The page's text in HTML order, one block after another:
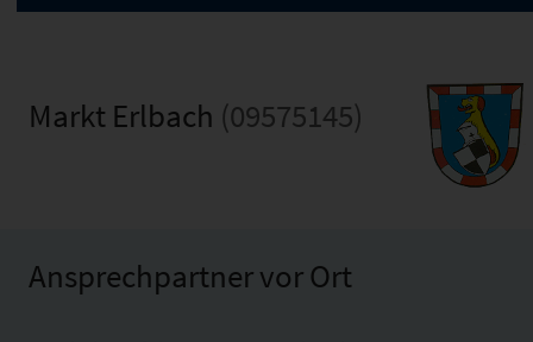
Markt Erlbach (09575145)
Ansprechpartner vor Ort